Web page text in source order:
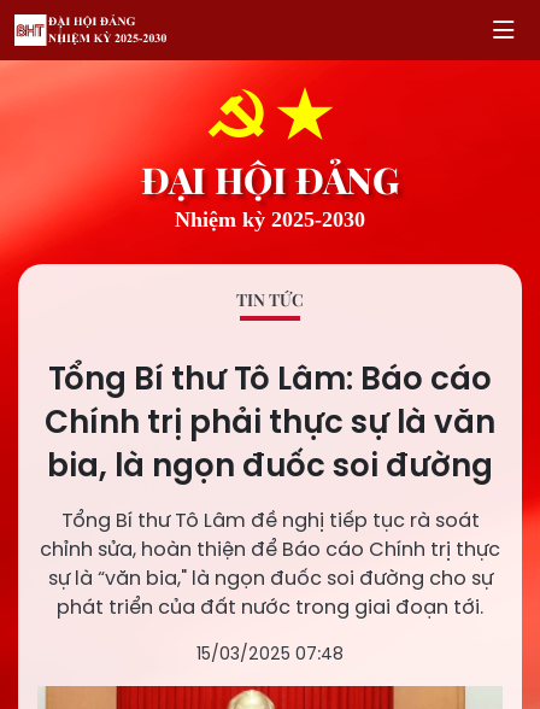
ĐẠI HỘI ĐẢNG
Nhiệm kỳ 2025-2030
TIN TỨC
Tổng Bí thư Tô Lâm: Báo cáo
Chính trị phải thực sự là văn
bia, là ngọn đuốc soi đường
Tổng Bí thư Tô Lâm đề nghị tiếp tục rà soát
chỉnh sửa, hoàn thiện để Báo cáo Chính trị thực
sự là “văn bia," là ngọn đuốc soi đường cho sự
phát triển của đất nước trong giai đoạn tới.
15/03/2025 07:48